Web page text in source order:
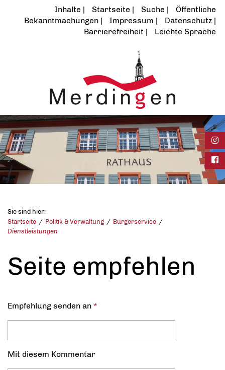
Inhalte Startseite Suche
Öffentliche
Bekanntmachungen
Impressum
Datenschutz
Barrierefreiheit
Leichte Sprache
Sie sind hier:
Startseite
Politik & Verwaltung
Bürgerservice
Dienstleistungen
Seite empfehlen
Empfehlung senden an *
Mit diesem Kommentar